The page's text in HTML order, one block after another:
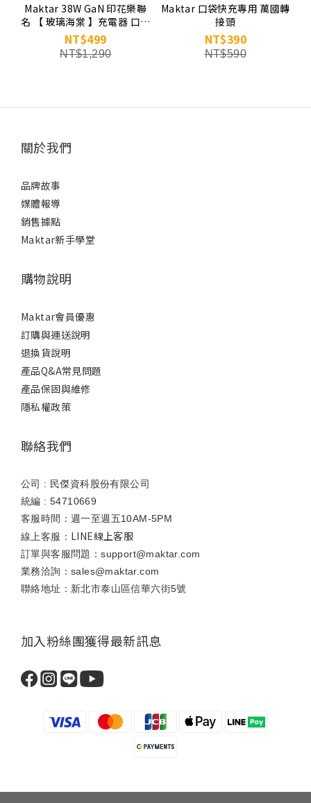
Maktar 38W GaN 印花樂聯
名 【 玻璃海棠 】充電器 口袋
快充 2孔快充 ★贈聯名收納
袋
NT$499
NT$1,290
Maktar 口袋快充專用 萬國轉
接頭
NT$390
NT$590
關於我們
品牌故事
媒體報導
銷售據點
Maktar新手學堂
購物說明
Maktar會員優惠
訂購與運送說明
退換貨說明
產品Q&A常見問題
產品保固與維修
隱私權政策
聯絡我們
公司 : 民傑資科股份有限公司
統編 : 54710669
客服時間：週一至週五10AM-5PM
線上客服： LINE線上客服
訂單與客服問題：support@maktar.com
業務洽詢：sales@maktar.com
聯絡地址：新北市泰山區信華六街5號
加入粉絲團獲得最新訊息